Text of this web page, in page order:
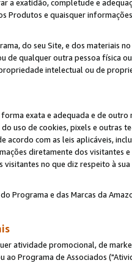
a exatidão, completude e
Produtos e quaisquer
do seu Site, e dos materiais
de qualquer outra pessoa física
intelectual ou de
exata e adequada e de
uso de cookies, pixels e outras
acordo com as leis aplicáveis,
diretamente dos visitantes
visitantes no que diz respeito à
Programa e das Marcas da
atividade promocional, de
ao Programa de Associados